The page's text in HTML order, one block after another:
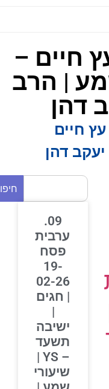
חיים –
| הרב
דהן
חיים
דהן
חיפוש
09.
ערבית
פסח
19-
02-26
| חגים
ישיבה
תשעד
– YS |
שיעורי